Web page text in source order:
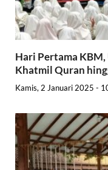
Hari Pertama KBM,
Khatmil Quran
Kamis, 2 Januari 2025 -